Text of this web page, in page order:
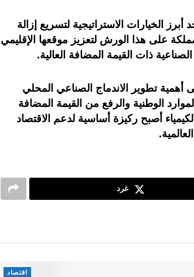
الخيارات الاستراتيجية لتسريع إزالة
على هذا الورش لتعزيز موقعها الإقليمي
ذات القيمة المضافة العالية.
أهمية تطوير الاندماج الصناعي المحلي
الوطنية والرفع من القيمة المضافة
أصبح ركيزة أساسية لدعم الاقتصاد
.
غرد
اقتصاد